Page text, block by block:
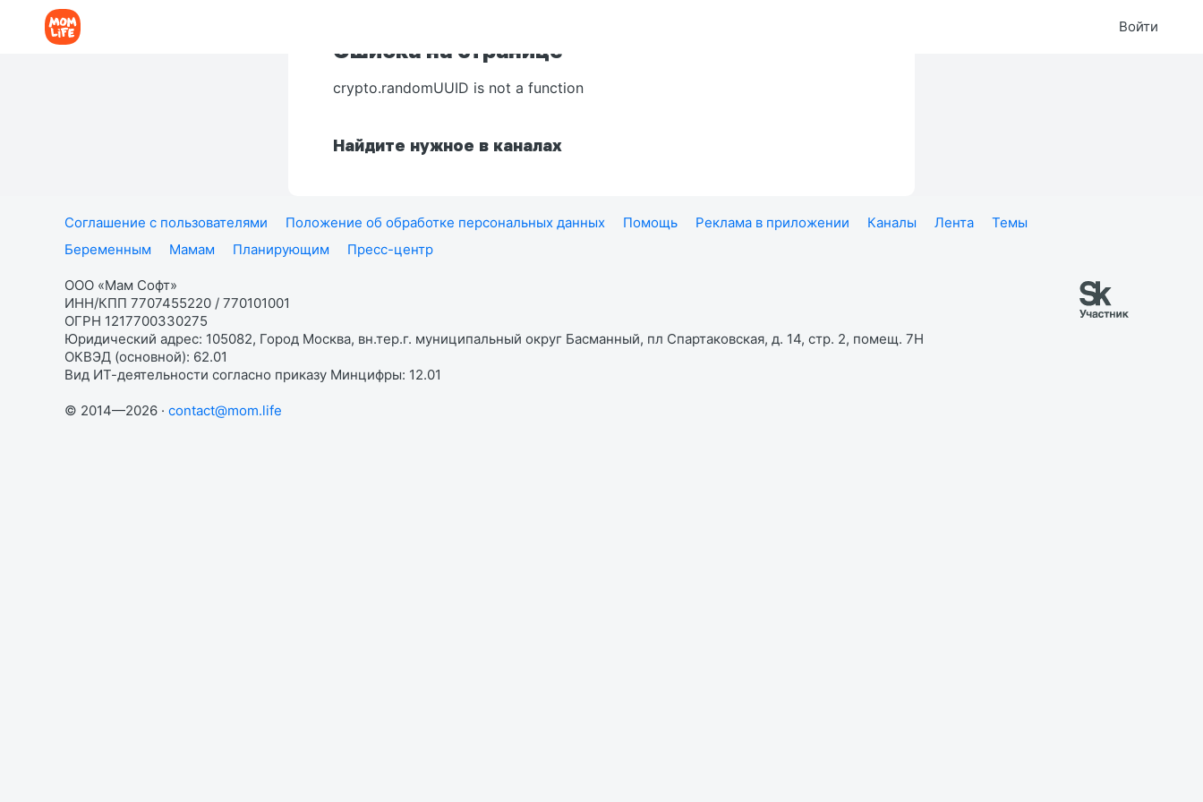
Войти
Ошибка на странице
crypto.randomUUID is not a function
Найдите нужное в каналах
Соглашение с пользователями Положение об обработке персональных данных Помощь Реклама в приложении Каналы Лента
Темы
Беременным
Мамам Планирующим Пресс-центр
ООО «Мам Софт»
ИНН/КПП 7707455220 / 770101001
ОГРН 1217700330275
Юридический адрес: 105082, Город Москва, вн.тер.г. муниципальный округ Басманный, пл Спартаковская, д. 14, стр. 2, помещ. 7Н
ОКВЭД (основной): 62.01
Вид ИТ-деятельности согласно приказу Минцифры: 12.01
© 2014—2026 · contact@mom.life